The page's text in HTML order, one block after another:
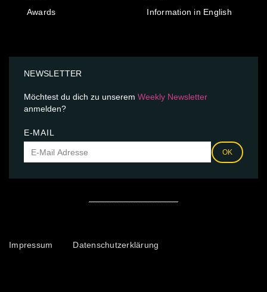
Awards
Information in English
NEWSLETTER
Möchtest du dich zu unserem Weekly Newsletter
anmelden?
E-MAIL
OK
Impressum Datenschutzerklärung